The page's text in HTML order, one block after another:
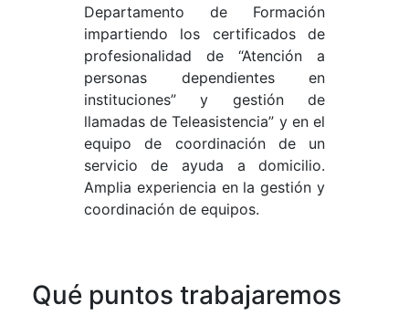
Departamento de Formación
impartiendo los certificados de
profesionalidad de “Atención a
personas dependientes en
instituciones” y gestión de
llamadas de Teleasistencia” y en el
equipo de coordinación de un
servicio de ayuda a domicilio.
Amplia experiencia en la gestión y
coordinación de equipos.
Qué puntos trabajaremos